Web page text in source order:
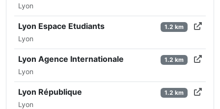
Lyon
Lyon Espace Etudiants
Lyon
1.2 km
Lyon Agence Internationale
Lyon
1.2 km
Lyon République
Lyon
1.2 km